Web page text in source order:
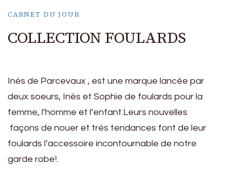
CARNET DU JOUR
COLLECTION FOULARDS
Inès de Parcevaux , est une marque lancée par
deux soeurs, Inès et Sophie de foulards pour la
femme, l’homme et l’enfant.Leurs nouvelles
façons de nouer et très tendances font de leur
foulards l’accessoire incontournable de notre
garde robe!.